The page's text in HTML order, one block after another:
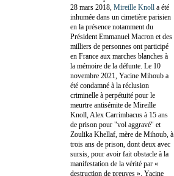
28 mars 2018, Mireille Knoll a été
inhumée dans un cimetière parisien
en la présence notamment du
Président Emmanuel Macron et des
milliers de personnes ont participé
en France aux marches blanches à
la mémoire de la défunte. Le 10
novembre 2021, Yacine Mihoub a
été condamné à la réclusion
criminelle à perpétuité pour le
meurtre antisémite de Mireille
Knoll, Alex Carrimbacus à 15 ans
de prison pour "vol aggravé" et
Zoulika Khellaf, mère de Mihoub, à
trois ans de prison, dont deux avec
sursis, pour avoir fait obstacle à la
manifestation de la vérité par «
destruction de preuves ». Yacine